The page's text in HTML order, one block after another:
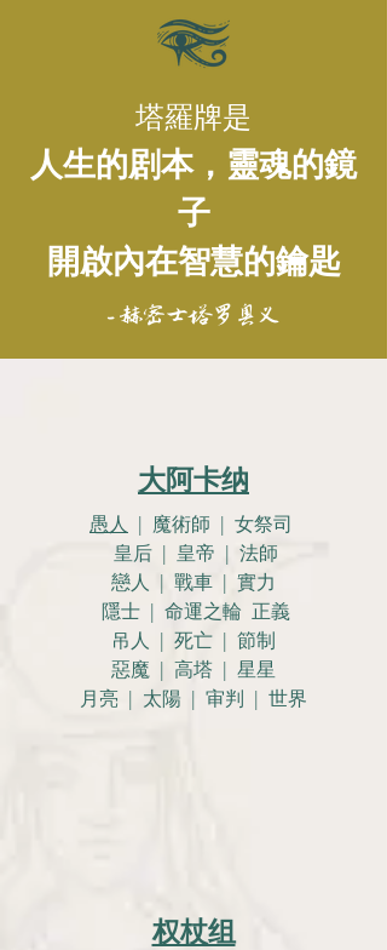
塔羅牌是
人生的剧本，靈魂的鏡
子
開啟內在智慧的鑰匙
- 赫密士塔罗奥义
大阿卡纳
愚人 | 魔術師 | 女祭司
皇后 | 皇帝 | 法師
戀人 | 戰車 | 實力
隱士 | 命運之輪 正義
吊人 | 死亡 | 節制
惡魔 | 高塔 | 星星
月亮 | 太陽 | 审判 | 世界
权杖组